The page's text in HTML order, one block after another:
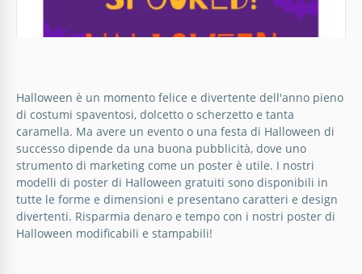
Poster di Halloween
Sei una di quelle persone che non vedono l'ora di
una festa di Halloween? Promuovi il tuo fantastico
evento con il nostro modello e attira tanti ospiti per
spaventarsi a vicenda!
Google Docs
Halloween è un momento felice e divertente dell'anno pieno
di costumi spaventosi, dolcetto o scherzetto e tanta
caramella. Ma avere un evento o una festa di Halloween di
successo dipende da una buona pubblicità, dove uno
strumento di marketing come un poster è utile. I nostri
modelli di poster di Halloween gratuiti sono disponibili in
tutte le forme e dimensioni e presentano caratteri e design
divertenti. Risparmia denaro e tempo con i nostri poster di
Halloween modificabili e stampabili!